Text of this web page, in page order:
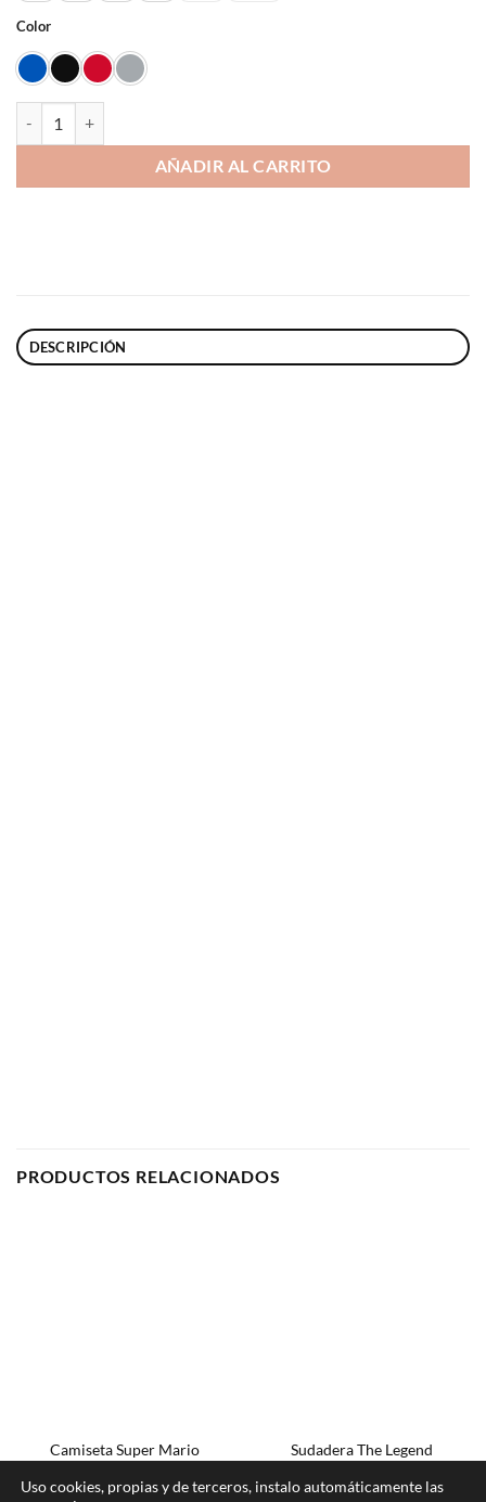
Color
AÑADIR AL CARRITO
DESCRIPCIÓN
PRODUCTOS RELACIONADOS
Camiseta Super Mario
Sudadera The Legend
Uso cookies, propias y de terceros, instalo automáticamente las